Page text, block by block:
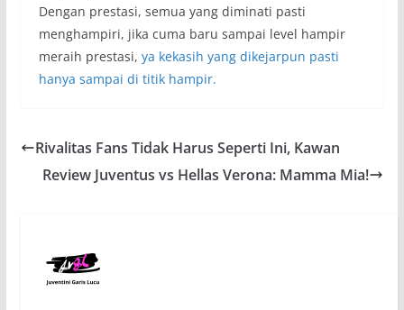
Dengan prestasi, semua yang diminati pasti
menghampiri, jika cuma baru sampai level hampir
meraih prestasi, ya kekasih yang dikejarpun pasti
hanya sampai di titik hampir.
Rivalitas Fans Tidak Harus Seperti Ini, Kawan
Review Juventus vs Hellas Verona: Mamma Mia!